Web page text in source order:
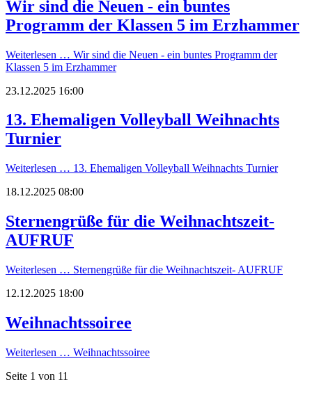
Wir sind die Neuen - ein buntes
Programm der Klassen 5 im Erzhammer
Weiterlesen … Wir sind die Neuen - ein buntes Programm der
Klassen 5 im Erzhammer
23.12.2025 16:00
13. Ehemaligen Volleyball Weihnachts
Turnier
Weiterlesen … 13. Ehemaligen Volleyball Weihnachts Turnier
18.12.2025 08:00
Sternengrüße für die Weihnachtszeit-
AUFRUF
Weiterlesen … Sternengrüße für die Weihnachtszeit- AUFRUF
12.12.2025 18:00
Weihnachtssoiree
Weiterlesen … Weihnachtssoiree
Seite 1 von 11